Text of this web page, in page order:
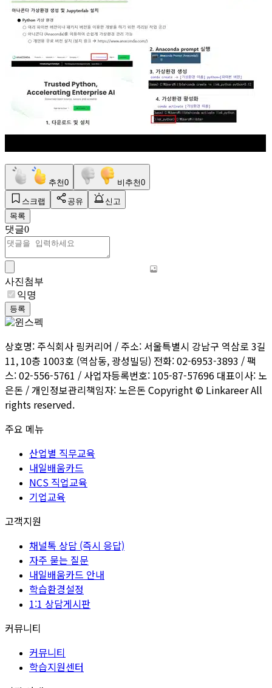
추천0 비추천0
스크랩 공유
신고
목록
댓글0
사진첨부
익명
등록
상호명: 주식회사 링커리어 / 주소: 서울특별시 강남구 역삼로 3길
11, 10층 1003호 (역삼동, 광성빌딩) 전화: 02-6953-3893 / 팩
스: 02-556-5761 / 사업자등록번호: 105-87-57696 대표이사: 노
은돈 / 개인정보관리책임자: 노은돈 Copyright © Linkareer All
rights reserved.
주요 메뉴
산업별 직무교육
내일배움카드
NCS 직업교육
기업교육
고객지원
채널톡 상담 (즉시 응답)
자주 묻는 질문
내일배움카드 안내
학습환경설정
1:1 상담게시판
커뮤니티
커뮤니티
학습지원센터